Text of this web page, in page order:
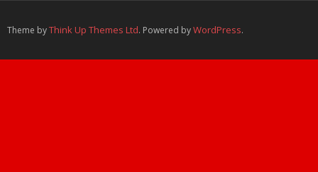
Theme byThink Up Themes Ltd. Powered byWordPress.